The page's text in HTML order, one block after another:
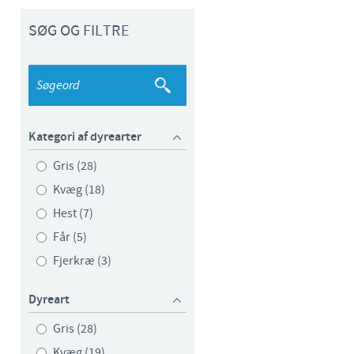
Tunisia
Turkey
Ukraine
USA
Vietnam
SØG OG FILTRE
Kategori af dyrearter
Gris (28)
Kvæg (18)
Hest (7)
Får (5)
Fjerkræ (3)
Dyreart
Gris (28)